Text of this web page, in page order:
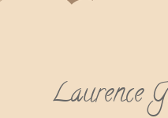
Laurence